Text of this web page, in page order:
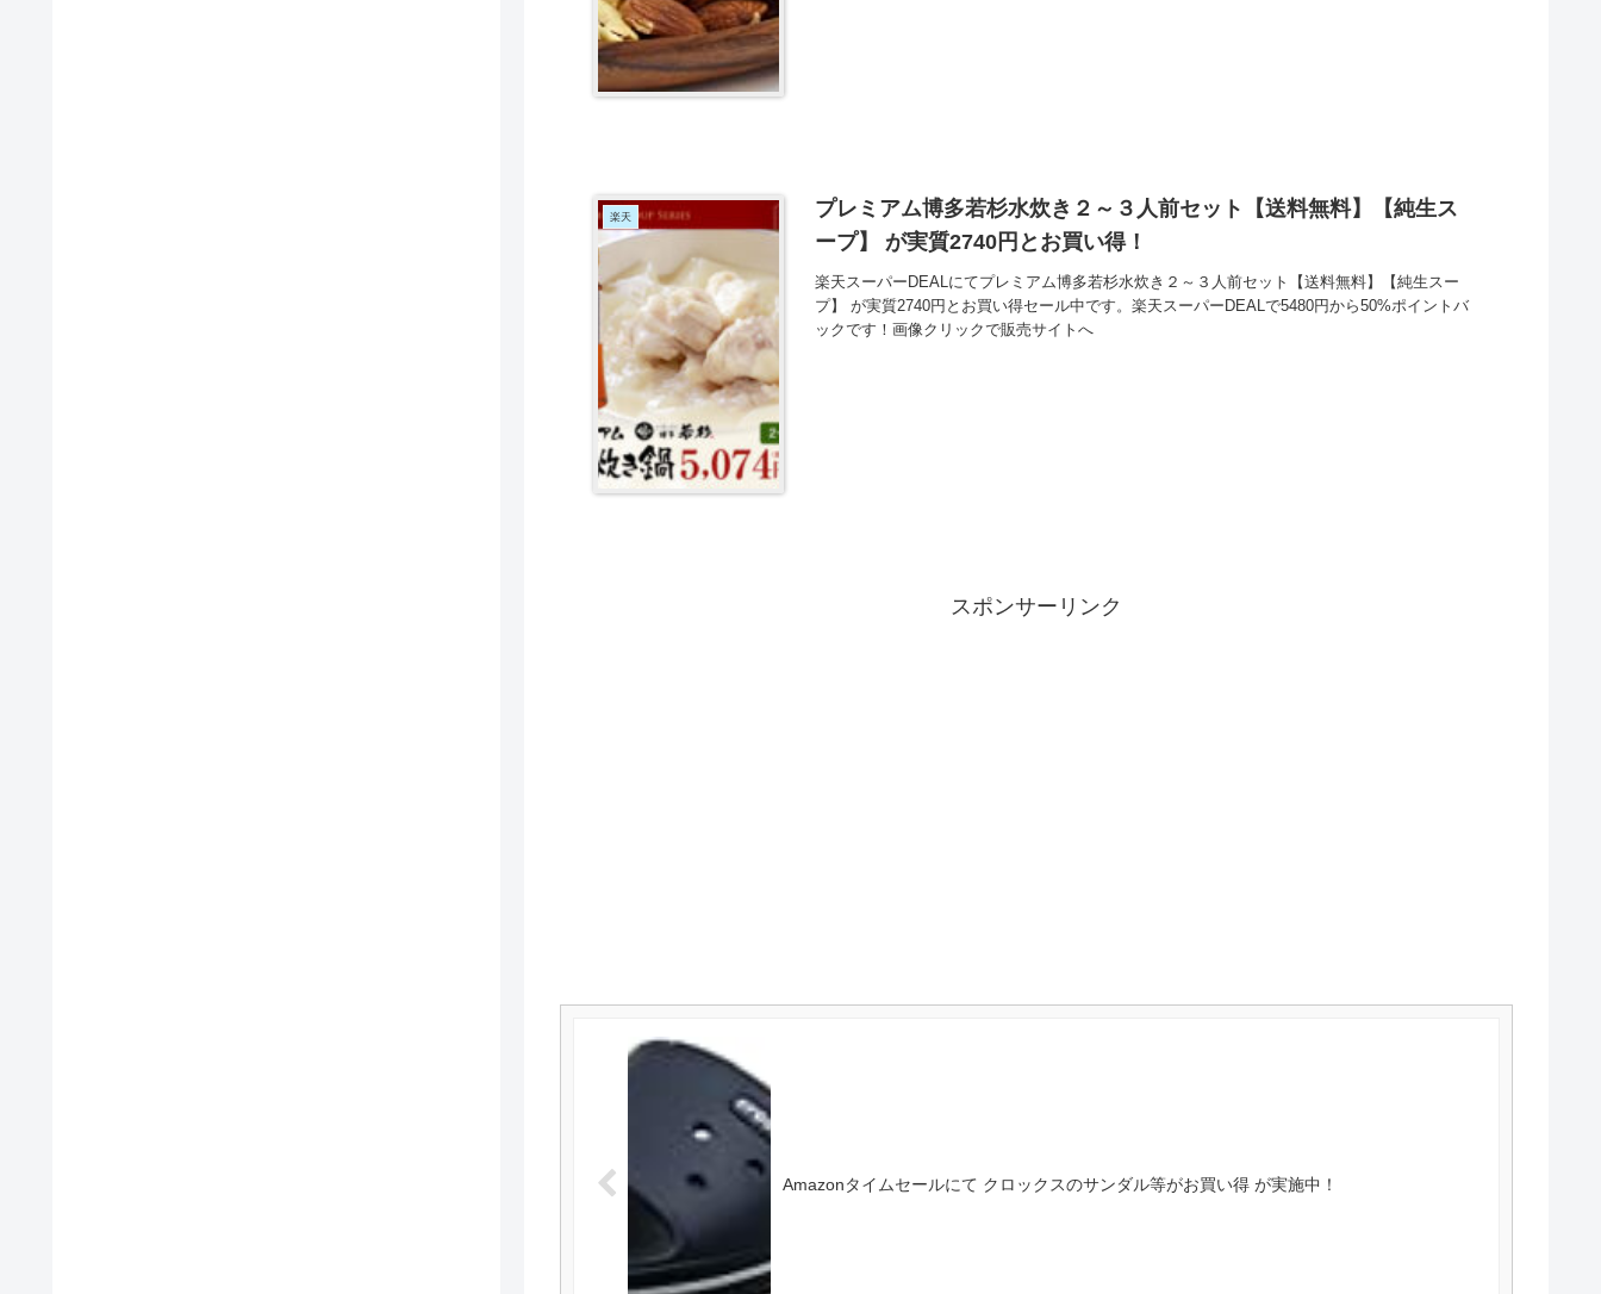
楽天
プレミアム博多若杉水炊き２～３人前セット【送料無料】【純生ス
ープ】 が実質2740円とお買い得！
楽天スーパーDEALにてプレミアム博多若杉水炊き２～３人前セット【送料無料】【純生スー
プ】 が実質2740円とお買い得セール中です。楽天スーパーDEALで5480円から50%ポイントバ
ックです！画像クリックで販売サイトへ
スポンサーリンク
Amazonタイムセールにて クロックスのサンダル等がお買い得 が実施中！